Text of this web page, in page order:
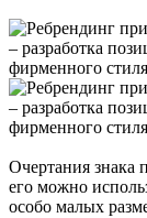
Очертания знака
его можно
особо малых